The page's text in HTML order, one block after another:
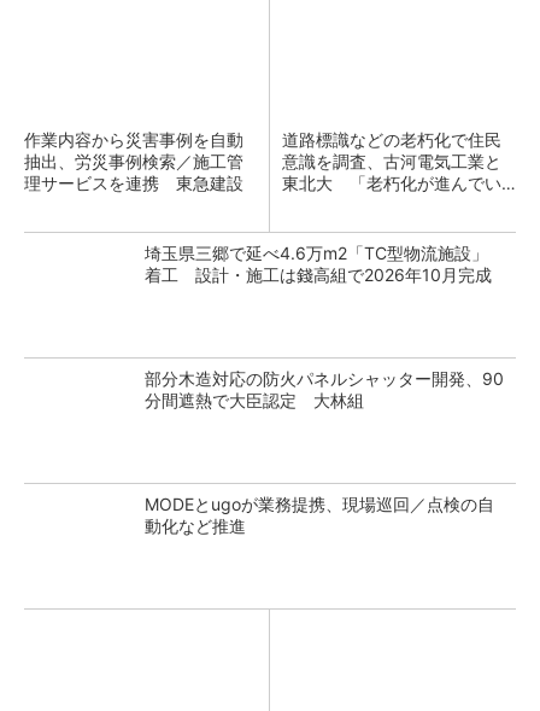
作業内容から災害事例を自動
抽出、労災事例検索／施工管
理サービスを連携 東急建設
道路標識などの老朽化で住民
意識を調査、古河電気工業と
東北大 「老朽化が進んでい
埼玉県三郷で延べ4.6万m2「TC型物流施設」
着工 設計・施工は錢高組で2026年10月完成
部分木造対応の防火パネルシャッター開発、90
分間遮熱で大臣認定 大林組
MODEとugoが業務提携、現場巡回／点検の自
動化など推進